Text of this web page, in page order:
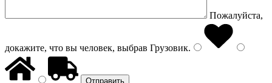
Пожалуйста,
докажите, что вы человек, выбрав Грузовик.